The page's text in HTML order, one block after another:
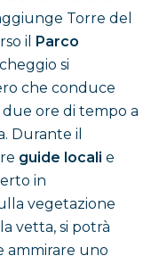
Torre del
il Parco
si
che conduce
ore di tempo a
Durante il
guide locali e
in
vegetazione
vetta, si potrà
ammirare uno